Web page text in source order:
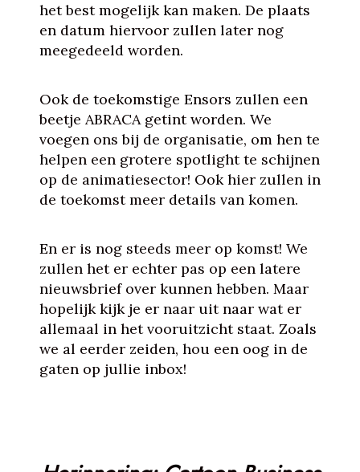
het best mogelijk kan maken. De plaats
en datum hiervoor zullen later nog
meegedeeld worden.
Ook de toekomstige Ensors zullen een
beetje ABRACA getint worden. We
voegen ons bij de organisatie, om hen te
helpen een grotere spotlight te schijnen
op de animatiesector! Ook hier zullen in
de toekomst meer details van komen.
En er is nog steeds meer op komst! We
zullen het er echter pas op een latere
nieuwsbrief over kunnen hebben. Maar
hopelijk kijk je er naar uit naar wat er
allemaal in het vooruitzicht staat. Zoals
we al eerder zeiden, hou een oog in de
gaten op jullie inbox!